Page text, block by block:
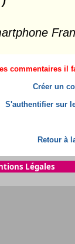
commentaires il
Créer un
S'authentifier sur
Retour à
Légales